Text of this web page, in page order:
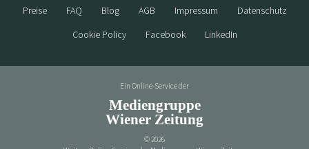
Preise FAQ Blog AGB Impressum
Datenschutz
Cookie Policy
Facebook LinkedIn
Ein Online-Service der
Mediengruppe
Wiener Zeitung
© 2026